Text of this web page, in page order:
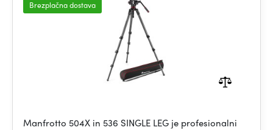
Brezplačna dostava
Manfrotto 504X in 536 SINGLE LEG je profesionalni